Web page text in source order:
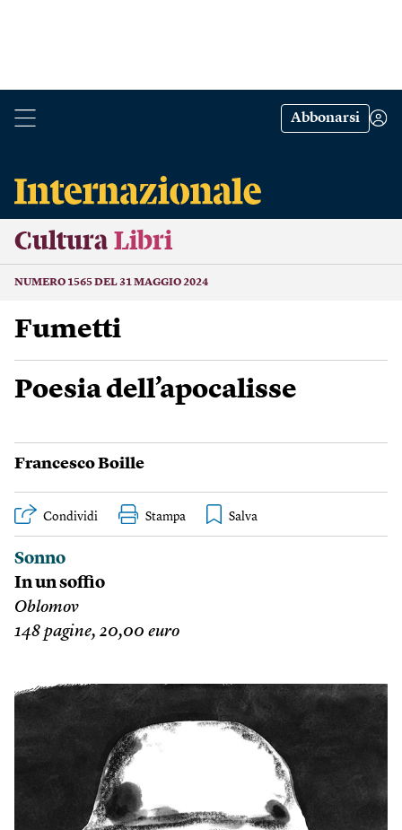
Abbonarsi
Cultura Libri
NUMERO 1565 DEL 31 MAGGIO 2024
Fumetti
Poesia dell’apocalisse
Francesco Boille
Condividi Stampa
Sonno
In un soffio
Oblomov
148 pagine, 20,00 euro